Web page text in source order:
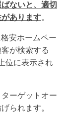
ないと、適切
あります。
安ホームペー
が検索する
位に表示され
ーゲットオー
られます。